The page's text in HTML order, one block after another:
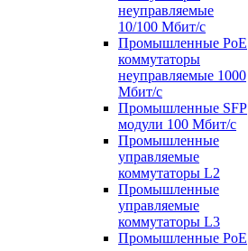
неуправляемые
10/100 Мбит/с
Промышленные PoE
коммутаторы
неуправляемые 1000
Мбит/с
Промышленные SFP
модули 100 Мбит/c
Промышленные
управляемые
коммутаторы L2
Промышленные
управляемые
коммутаторы L3
Промышленные PoE